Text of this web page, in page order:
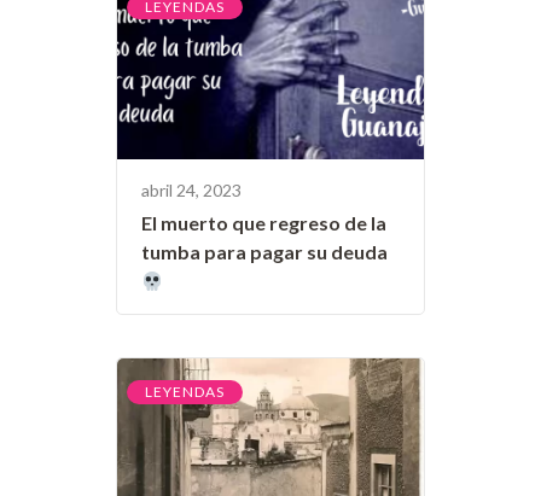
LEYENDAS
abril 24, 2023
El muerto que regreso de la
tumba para pagar su deuda
LEYENDAS